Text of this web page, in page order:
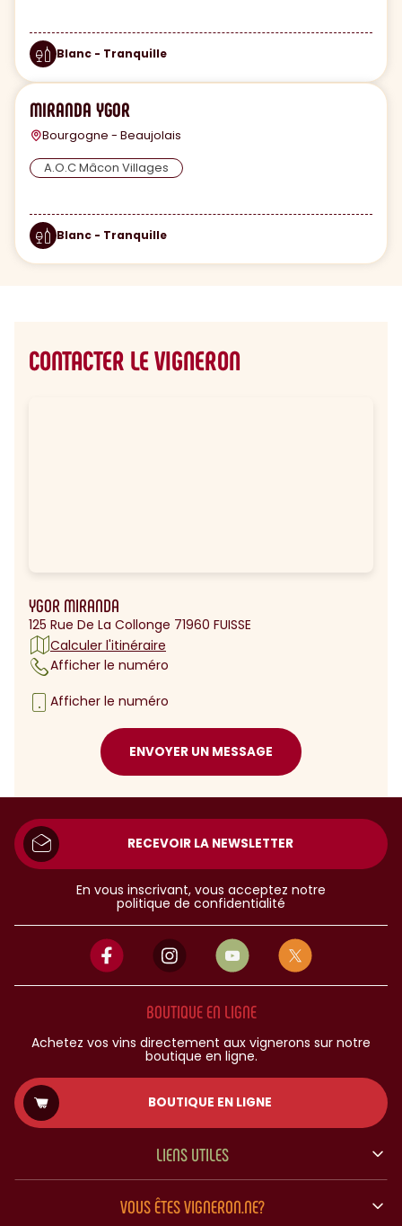
Blanc - Tranquille
MIRANDA YGOR
Bourgogne - Beaujolais
A.O.C Mâcon Villages
Blanc - Tranquille
CONTACTER LE VIGNERON
YGOR MIRANDA
125 Rue De La Collonge 71960 FUISSE
Calculer l'itinéraire
Afficher le numéro
Afficher le numéro
ENVOYER UN MESSAGE
RECEVOIR LA NEWSLETTER
En vous inscrivant, vous acceptez notre
politique de confidentialité
BOUTIQUE EN LIGNE
Achetez vos vins directement aux vignerons sur notre
boutique en ligne.
BOUTIQUE EN LIGNE
LIENS UTILES
VOUS ÊTES VIGNERON.NE?